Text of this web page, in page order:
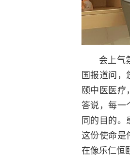
会上气
国报道问，
颐中医医疗
答说，每一
同的目的。
这份使命是
在像乐仁恒